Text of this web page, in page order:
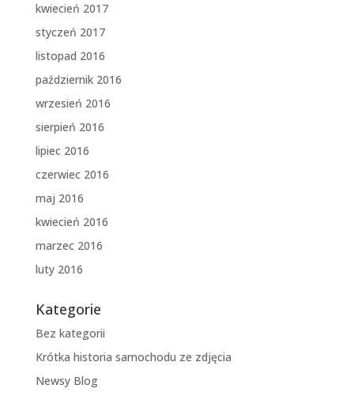
kwiecień 2017
styczeń 2017
listopad 2016
październik 2016
wrzesień 2016
sierpień 2016
lipiec 2016
czerwiec 2016
maj 2016
kwiecień 2016
marzec 2016
luty 2016
Kategorie
Bez kategorii
Krótka historia samochodu ze zdjęcia
Newsy Blog